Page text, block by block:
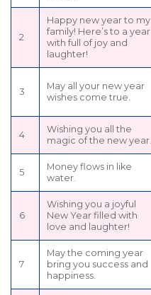
2
Happy new year to my
family! Here’s to a year
with full of joy and
laughter!
3
May all your new year
wishes come true.
4
Wishing you all the
magic of the new year.
5
Money flows in like
water.
6
Wishing you a joyful
New Year filled with
love and laughter!
7
May the coming year
bring you success and
happiness.